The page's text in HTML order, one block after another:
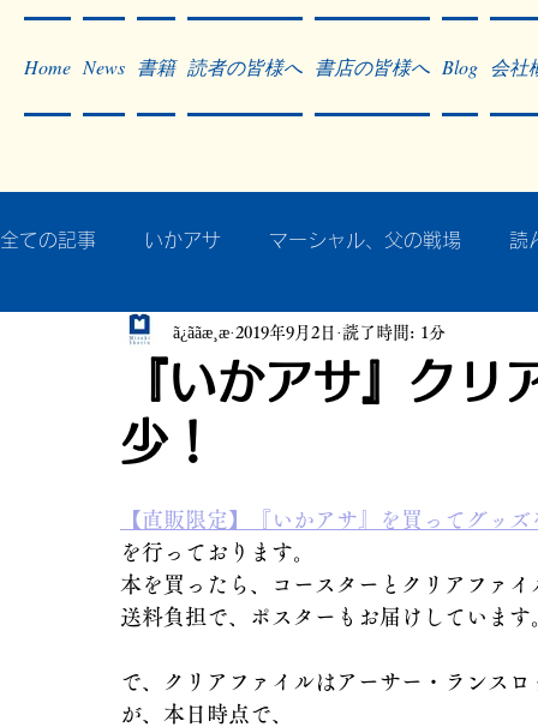
Home News 書籍 読者の皆様へ 書店の皆様へ Blog 会社
全ての記事 いかアサ マーシャル、父の戦場 読
秘蔵写真200枚でたどるアジア・太平洋戦争
作った本・作っている本
『いかアサ』クリ
少！
ã¿ããæ¸æ 2019年9月2日 読了時間: 1分
【直販限定】『いかアサ』を買ってグッ
を行っております。
本を買ったら、コースターとクリアファ
送料負担で、ポスターもお届けしています
で、クリアファイルはアーサー・ランス
が、本日時点で、